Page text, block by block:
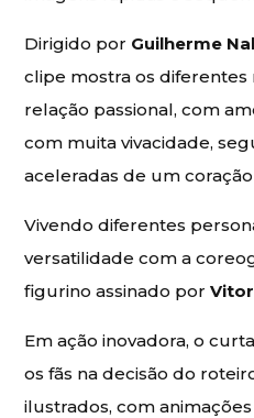
Dirigido por Guilherme
clipe mostra os
relação passional, com
com muita vivacidade,
aceleradas de um
Vivendo diferentes
versatilidade com a
figurino assinado por
Em ação inovadora, o
os fãs na decisão do
ilustrados, com